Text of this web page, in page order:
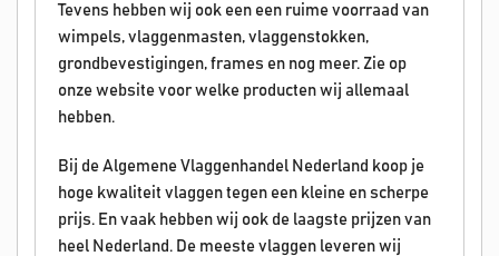
Tevens hebben wij ook een een ruime voorraad van
wimpels, vlaggenmasten, vlaggenstokken,
grondbevestigingen, frames en nog meer. Zie op
onze website voor welke producten wij allemaal
hebben.
Bij de Algemene Vlaggenhandel Nederland koop je
hoge kwaliteit vlaggen tegen een kleine en scherpe
prijs. En vaak hebben wij ook de laagste prijzen van
heel Nederland. De meeste vlaggen leveren wij